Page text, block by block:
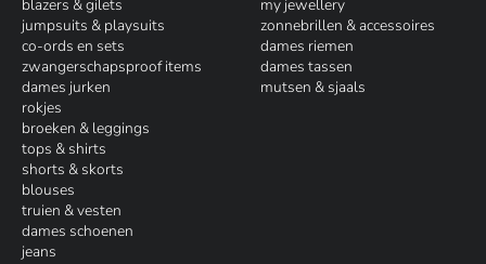
blazers & gilets
jumpsuits & playsuits
co-ords en sets
zwangerschapsproof items
dames jurken
rokjes
broeken & leggings
tops & shirts
shorts & skorts
blouses
truien & vesten
dames schoenen
jeans
my jewellery
zonnebrillen & accessoires
dames riemen
dames tassen
mutsen & sjaals